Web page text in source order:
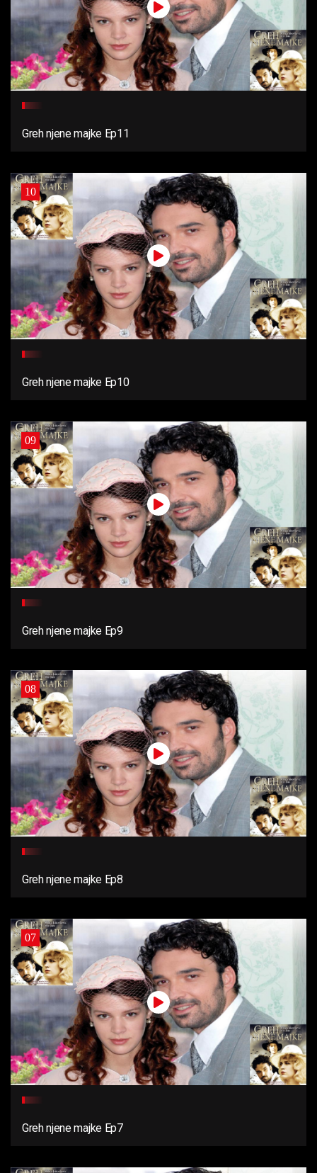
Greh njene majke Ep11
10
Greh njene majke Ep10
09
Greh njene majke Ep9
08
Greh njene majke Ep8
07
Greh njene majke Ep7